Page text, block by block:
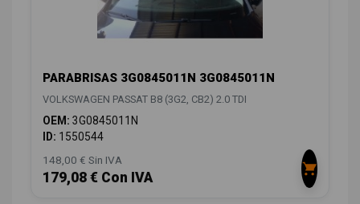
PARABRISAS 3G0845011N 3G0845011N
VOLKSWAGEN PASSAT B8 (3G2, CB2) 2.0 TDI
OEM: 3G0845011N
ID: 1550544
148,00 € Sin IVA
179,08 € Con IVA